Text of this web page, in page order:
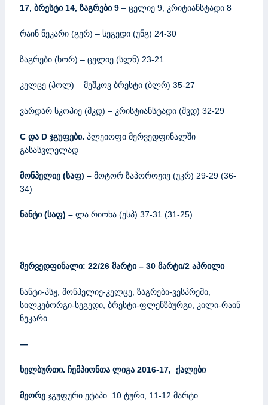
17, ბრესტი 14, ზაგრები 9 – ცელიე 9, კრიტიანსტადი 8
რაინ ნეკარი (გერ) – სეგედი (უნგ) 24-30
ზაგრები (ხორ) – ცელიე (სლნ) 23-21
კელცე (პოლ) – მეშკოვ ბრესტი (ბლრ) 35-27
ვარდარ სკოპიე (მკდ) – კრისტიანსტადი (შვდ) 32-29
C და D ჯგუფები. პლეიოფი მერვედფინალში
გასასვლელად
მონპელიე (საფ) – მოტორ ზაპოროჟიე (უკრ) 29-29 (36-
34)
ნანტი (საფ) – ლა რიოხა (ესპ) 37-31 (31-25)
—
მერვედფინალი: 22/26 მარტი – 30 მარტი/2 აპრილი
ნანტი-პსჟ, მონპელიე-კელცე, ზაგრები-ვესპრემი,
სილკებორგი-სეგედი, ბრესტი-ფლენზბურგი, კილი-რაინ
ნეკარი
—
ხელბურთი. ჩემპიონთა ლიგა 2016-17, ქალები
მეორე ჯგუფური ეტაპი. 10 ტური, 11-12 მარტი